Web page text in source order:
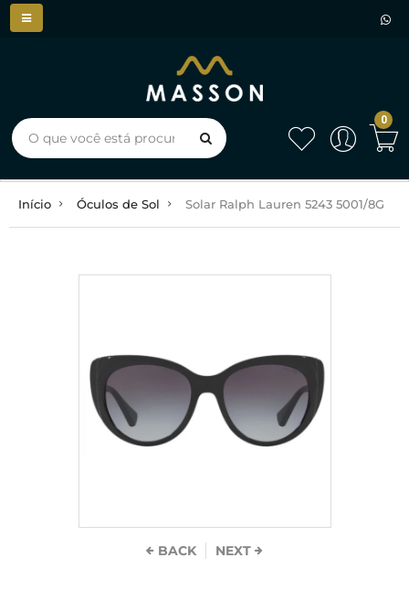
0
Início Óculos de Sol Solar Ralph Lauren 5243 5001/8G
BACK NEXT